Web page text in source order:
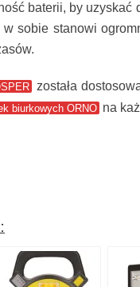
baterii, by uzyskać
w sobie stanowi
została
biurkowych ORNO na